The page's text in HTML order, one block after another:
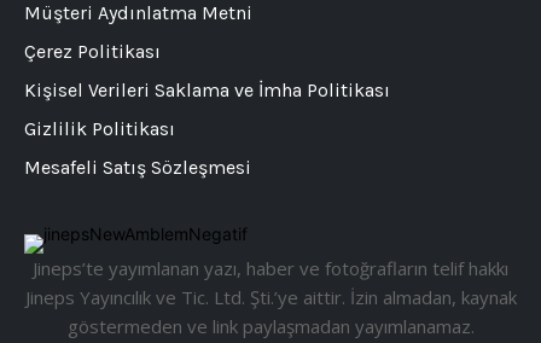
Jineps’te yayımlanan yazı, haber ve fotoğrafların telif hakkı
Jineps Yayıncılık ve Tic. Ltd. Şti.’ye aittir. İzin almadan, kaynak
göstermeden ve link paylaşmadan yayımlanamaz.
Müşteri Aydınlatma Metni
Çerez Politikası
Kişisel Verileri Saklama ve İmha Politikası
Gizlilik Politikası
Mesafeli Satış Sözleşmesi